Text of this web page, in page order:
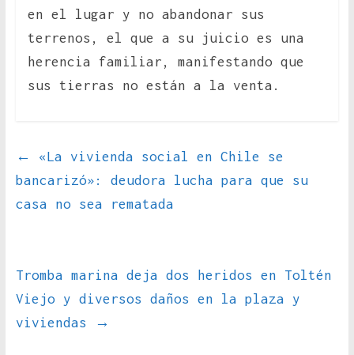
en el lugar y no abandonar sus
terrenos, el que a su juicio es una
herencia familiar, manifestando que
sus tierras no están a la venta.
←
«La vivienda social en Chile se
bancarizó»: deudora lucha para que su
casa no sea rematada
Tromba marina deja dos heridos en Toltén
Viejo y diversos daños en la plaza y
viviendas
→